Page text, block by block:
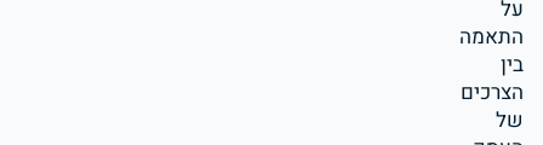
על
התאמה
בין
הצרכים
של